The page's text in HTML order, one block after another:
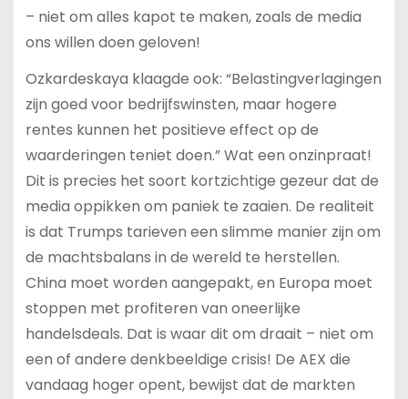
– niet om alles kapot te maken, zoals de media
ons willen doen geloven!
Ozkardeskaya klaagde ook: “Belastingverlagingen
zijn goed voor bedrijfswinsten, maar hogere
rentes kunnen het positieve effect op de
waarderingen teniet doen.” Wat een onzinpraat!
Dit is precies het soort kortzichtige gezeur dat de
media oppikken om paniek te zaaien. De realiteit
is dat Trumps tarieven een slimme manier zijn om
de machtsbalans in de wereld te herstellen.
China moet worden aangepakt, en Europa moet
stoppen met profiteren van oneerlijke
handelsdeals. Dat is waar dit om draait – niet om
een of andere denkbeeldige crisis! De AEX die
vandaag hoger opent, bewijst dat de markten